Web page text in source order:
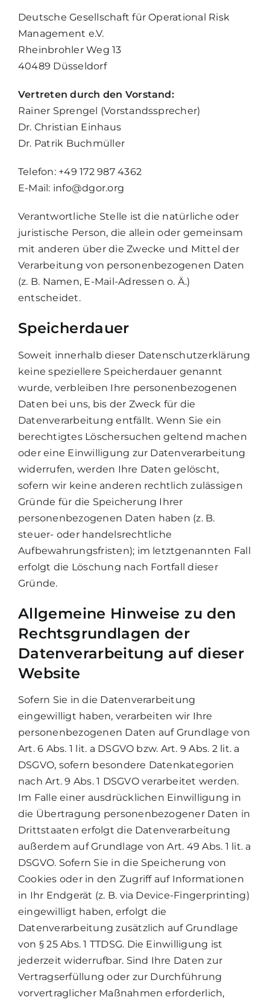
Deutsche Gesellschaft für Operational Risk
Management e.V.
Rheinbrohler Weg 13
40489 Düsseldorf
Vertreten durch den Vorstand:
Rainer Sprengel (Vorstandssprecher)
Dr. Christian Einhaus
Dr. Patrik Buchmüller
Telefon: +49 172 987 4362
E-Mail: info@dgor.org
Verantwortliche Stelle ist die natürliche oder
juristische Person, die allein oder gemeinsam
mit anderen über die Zwecke und Mittel der
Verarbeitung von personenbezogenen Daten
(z. B. Namen, E-Mail-Adressen o. Ä.)
entscheidet.
Speicherdauer
Soweit innerhalb dieser Datenschutzerklärung
keine speziellere Speicherdauer genannt
wurde, verbleiben Ihre personenbezogenen
Daten bei uns, bis der Zweck für die
Datenverarbeitung entfällt. Wenn Sie ein
berechtigtes Löschersuchen geltend machen
oder eine Einwilligung zur Datenverarbeitung
widerrufen, werden Ihre Daten gelöscht,
sofern wir keine anderen rechtlich zulässigen
Gründe für die Speicherung Ihrer
personenbezogenen Daten haben (z. B.
steuer- oder handelsrechtliche
Aufbewahrungsfristen); im letztgenannten Fall
erfolgt die Löschung nach Fortfall dieser
Gründe.
Allgemeine Hinweise zu den
Rechtsgrundlagen der
Datenverarbeitung auf dieser
Website
Sofern Sie in die Datenverarbeitung
eingewilligt haben, verarbeiten wir Ihre
personenbezogenen Daten auf Grundlage von
Art. 6 Abs. 1 lit. a DSGVO bzw. Art. 9 Abs. 2 lit. a
DSGVO, sofern besondere Datenkategorien
nach Art. 9 Abs. 1 DSGVO verarbeitet werden.
Im Falle einer ausdrücklichen Einwilligung in
die Übertragung personenbezogener Daten in
Drittstaaten erfolgt die Datenverarbeitung
außerdem auf Grundlage von Art. 49 Abs. 1 lit. a
DSGVO. Sofern Sie in die Speicherung von
Cookies oder in den Zugriff auf Informationen
in Ihr Endgerät (z. B. via Device-Fingerprinting)
eingewilligt haben, erfolgt die
Datenverarbeitung zusätzlich auf Grundlage
von § 25 Abs. 1 TTDSG. Die Einwilligung ist
jederzeit widerrufbar. Sind Ihre Daten zur
Vertragserfüllung oder zur Durchführung
vorvertraglicher Maßnahmen erforderlich,